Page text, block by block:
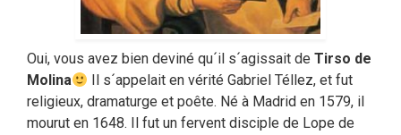
Oui, vous avez bien deviné qu´il s´agissait de Tirso de
Molina
Il s´appelait en vérité Gabriel Téllez, et fut
religieux, dramaturge et poête. Né à Madrid en 1579, il
mourut en 1648. Il fut un fervent disciple de Lope de